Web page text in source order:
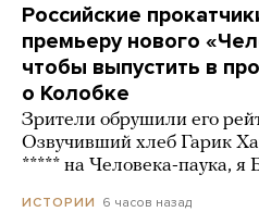
Российские
премьеру нового
чтобы выпустить в
о Колобке
Зрители обрушили его
Озвучивший хлеб Гарик
***** на Человека-паука,
ИСТОРИИ 6 часов назад